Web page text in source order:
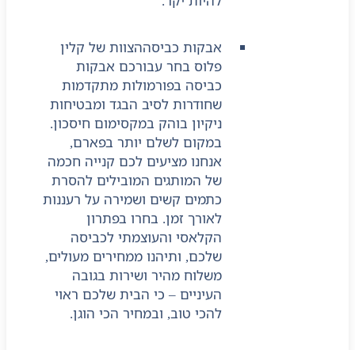
אבקות כביסההצוות של קלין
פלוס בחר עבורכם אבקות
כביסה בפורמולות מתקדמות
שחודרות לסיב הבגד ומבטיחות
ניקיון בוהק במקסימום חיסכון.
במקום לשלם יותר בפארם,
אנחנו מציעים לכם קנייה חכמה
של המותגים המובילים להסרת
כתמים קשים ושמירה על רעננות
לאורך זמן. בחרו בפתרון
הקלאסי והעוצמתי לכביסה
שלכם, ותיהנו ממחירים מעולים,
משלוח מהיר ושירות בגובה
העיניים – כי הבית שלכם ראוי
להכי טוב, ובמחיר הכי הוגן.